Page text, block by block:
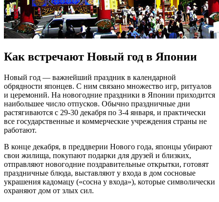
Как встречают Новый год в Японии
Новый год — важнейший праздник в календарной
обрядности японцев. С ним связано множество игр, ритуалов
и церемоний. На новогодние праздники в Японии приходится
наибольшее число отпусков. Обычно праздничные дни
растягиваются с 29-30 декабря по 3-4 января, и практически
все государственные и коммерческие учреждения страны не
работают.
В конце декабря, в преддверии Нового года, японцы убирают
свои жилища, покупают подарки для друзей и близких,
отправляют новогодние поздравительные открытки, готовят
праздничные блюда, выставляют у входа в дом сосновые
украшения кадомацу («сосна у входа»), которые символически
охраняют дом от злых сил.